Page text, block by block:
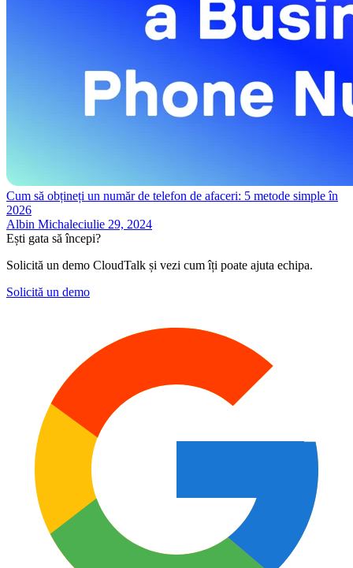
Cum să obțineți un număr de telefon de afaceri: 5 metode simple în
2026
Albin Michaleciulie 29, 2024
Ești gata să începi?
Solicită un demo CloudTalk și vezi cum îți poate ajuta echipa.
Solicită un demo